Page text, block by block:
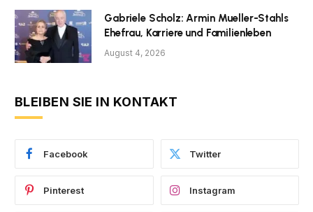
Gabriele Scholz: Armin Mueller-Stahls
Ehefrau, Karriere und Familienleben
August 4, 2026
BLEIBEN SIE IN KONTAKT
Facebook Twitter
Pinterest Instagram